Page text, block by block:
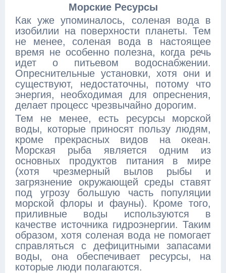
Морские Ресурсы
Как уже упоминалось, соленая вода в
изобилии на поверхности планеты. Тем
не менее, соленая вода в настоящее
время не особенно полезна, когда речь
идет о питьевом водоснабжении.
Опреснительные установки, хотя они и
существуют, недостаточны, потому что
энергия, необходимая для опреснения,
делает процесс чрезвычайно дорогим.
Тем не менее, есть ресурсы морской
воды, которые приносят пользу людям,
кроме прекрасных видов на океан.
Морская рыба является одним из
основных продуктов питания в мире
(хотя чрезмерный вылов рыбы и
загрязнение окружающей среды ставят
под угрозу большую часть популяции
морской флоры и фауны). Кроме того,
приливные воды используются в
качестве источника гидроэнергии. Таким
образом, хотя соленая вода не помогает
справляться с дефицитными запасами
воды, она обеспечивает ресурсы, на
которые люди полагаются.